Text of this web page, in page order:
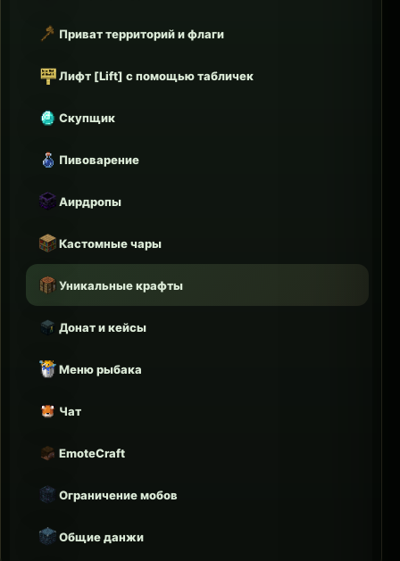
Приват территорий и флаги
Лифт [Lift] с помощью табличек
Скупщик
Пивоварение
Аирдропы
Кастомные чары
Уникальные крафты
Донат и кейсы
Меню рыбака
Чат
EmoteCraft
Ограничение мобов
Общие данжи